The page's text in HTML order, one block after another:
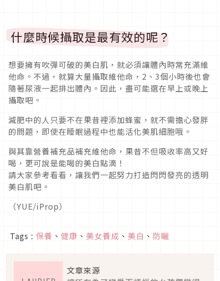
什麼時候攝取是最有效的呢？
想要擁有吹彈可破的美白肌，就必須讓體內時常充滿維
他命。不過，就算大量攝取維他命，2、3個小時後也會
隨著尿液一起排出體內。因此，盡可能選在早上或晚上
攝取吧。
減肥中的人只要不在果昔裡添加蜂蜜，就不需擔心發胖
的問題，即使在睡眠過程中也能活化美肌細胞哦。
與其靠營養補充品補充維他命，果昔不但吸收率高又好
喝，更可說是能喝的美白點滴！
請大家參考看看，讓我們一起努力打造閃閃發亮的透明
美白肌吧。
（YUE/iProp）
Tags : 保養 、 健康 、 美女養成 、 美白 、 防曬
文章來源